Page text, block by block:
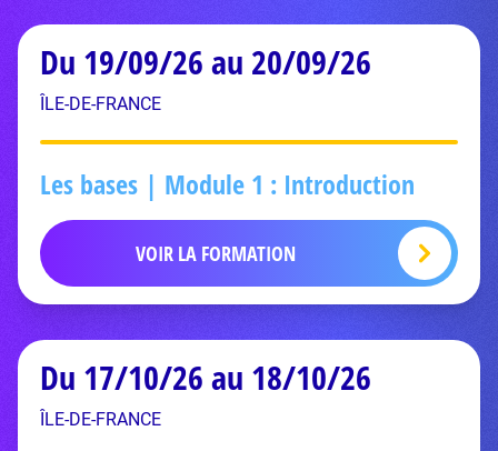
Du 19/09/26 au 20/09/26
ÎLE-DE-FRANCE
Les bases | Module 1 : Introduction
VOIR LA FORMATION
Du 17/10/26 au 18/10/26
ÎLE-DE-FRANCE